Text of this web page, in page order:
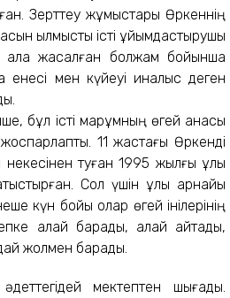
Зерттеу жұмыстары Өркеннің
қылмыстық істі ұйымдастырушы
жасалған болжам бойынша
енесі мен күйеуі қиналыс деген
бұл істі марқұмның өгей анасы
11 жастағы Өркенді
некесінен туған 1995 жылғы ұлы
Сол үшін ұлы арнайы
күн бойы олар өгей інілерінің
қалай барады, қалай қайтады,
жолмен барады.
мектептен шығады.